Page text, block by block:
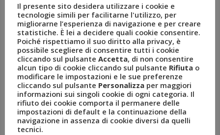
“La rete d’impresa Italy&You ha l’ambizione di porsi come
uno dei principali interlocutori nei confronti dei grandi
operatori internazionali, – ricordaLuca Patanè,
Presidente Gruppo Uvet – aggregando il meglio
dell’offerta turistica delle molteplici aree e regioni del
Paese. Un modo concreto per tramutare in business la
straordinaria attrattività dei territori italiani. Il numero di
imprese aderenti è aumentato da 100 a 140 in soli due
anni, segnale di un sistema che funziona ed è in grado di
coinvolgere lafiliera turistica.”
“Siamo soddisfatti di questo risultato – afferma
Il presente sito desidera utilizzare i cookie e
tecnologie simili per facilitarne l'utilizzo, per
migliorarne l’esperienza di navigazione e per creare
statistiche. È lei a decidere quali cookie consentire.
Poiché rispettiamo il suo diritto alla privacy, è
possibile scegliere di consentire tutti i cookie
cliccando sul pulsante Accetta, di non consentire
alcun tipo di cookie cliccando sul pulsante Rifiuta o
modificare le impostazioni e le sue preferenze
cliccando sul pulsante Personalizza per maggiori
informazioni sui singoli cookie di ogni categoria. Il
rifiuto dei cookie comporta il permanere delle
impostazioni di default e la continuazione della
navigazione in assenza di cookie diversi da quelli
tecnici.